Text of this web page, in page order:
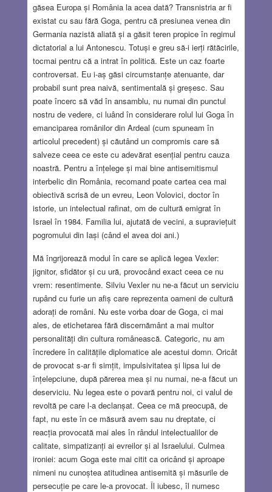
găsea Europa și România la acea dată? Transnistria ar fi
existat cu sau fără Goga, pentru că presiunea venea din
Germania nazistă aliată și a găsit teren propice în regimul
dictatorial a lui Antonescu. Totuși e greu să-i ierți rătăcirile,
tocmai pentru că a intrat în politică. Este un caz foarte
controversat. Eu i-aș găsi circumstanțe atenuante, dar
probabil sunt prea naivă, sentimentală și greșesc. Sau
poate încerc să văd în ansamblu, nu numai din punctul
nostru de vedere, ci luând în considerare rolul lui Goga în
emanciparea românilor din Ardeal (cum spuneam în
articolul precedent) și căutând un compromis care să
salveze ceea ce este cu adevărat esențial pentru cauza
noastră. Pentru a înțelege și mai bine antisemitismul
interbelic din România, recomand poate cartea cea mai
obiectivă scrisă de un evreu, Leon Volovici, doctor în
istorie, un intelectual rafinat, om de cultură emigrat în
Israel în 1984. Familia lui, ajutată de vecini, a supraviețuit
pogromului din Iași (când el avea doi ani.)
Mă îngrijorează modul în care se aplică legea Vexler:
jignitor, sfidător și cu ură, provocând exact ceea ce nu
vrem: resentimente. Silviu Vexler nu ne-a făcut un serviciu
rupând cu furie un afiș care reprezenta oameni de cultură
adorați de români. Nu este vorba doar de Goga, ci mai
ales, de etichetarea fără discernământ a mai multor
personalități din cultura românească. Categoric, nu am
încredere în calitățile diplomatice ale acestui domn. Oricât
de provocat s-ar fi simțit, impulsivitatea și lipsa lui de
înțelepciune, după părerea mea și nu numai, ne-a făcut un
deserviciu. Nu legea este o povară pentru noi, ci valul de
revoltă pe care l-a declanșat. Ceea ce mă preocupă, de
fapt, nu este în ce măsură avem sau nu dreptate, ci
reacția provocată mai ales în rândul intelectualilor de
calitate, simpatizanți ai evreilor și al Israelului. Culmea
ironiei: acum Goga este mai citit ca oricând și aproape
nimeni nu cunoștea atitudinea antisemită și măsurile de
persecuție pe care le-a provocat. Îl iubesc, îl numesc